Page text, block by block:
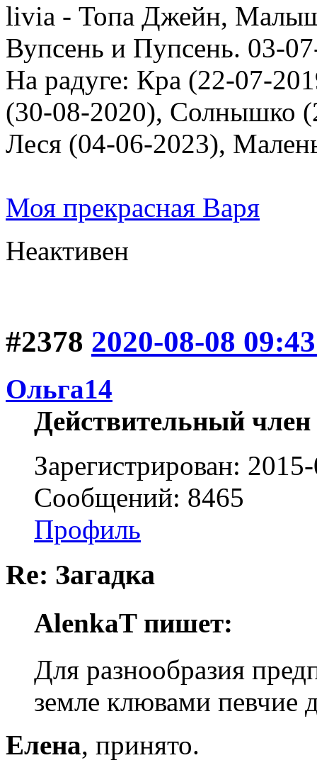
livia - Топа Джейн,
Вупсень и Пупсень. 03-
На радуге: Кра (22-07-
(30-08-2020), Солнышко
Леся (04-06-2023),
Моя прекрасная Варя
Неактивен
#2378 2020-08-08
Ольга14
Действительный член
Зарегистрирован:
Сообщений: 8465
Профиль
Re: Загадка
AlenkaT пишет:
Для разнообразия
земле клювами певчие
Елена, принято.